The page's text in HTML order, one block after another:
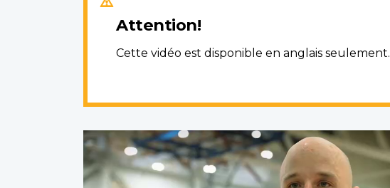
Attention!
Cette vidéo est disponible en anglais seulement.
Video
file